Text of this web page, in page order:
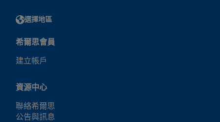
選擇地區
希爾思會員
建立帳戶
資源中心
聯絡希爾思
公告與訊息